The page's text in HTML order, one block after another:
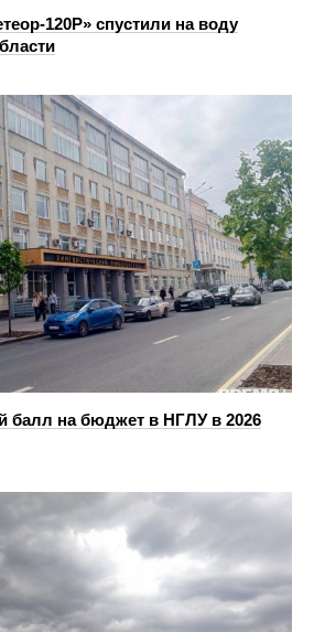
120Р» спустили на воду
балл на бюджет в НГЛУ в 2026